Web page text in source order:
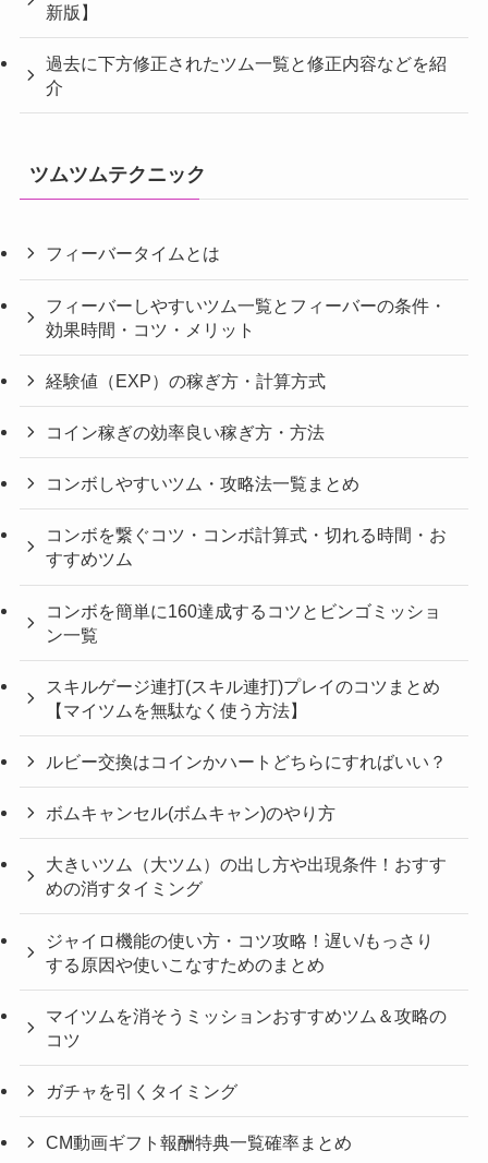
新版】
過去に下方修正されたツム一覧と修正内容などを紹
介
ツムツムテクニック
フィーバータイムとは
フィーバーしやすいツム一覧とフィーバーの条件・
効果時間・コツ・メリット
経験値（EXP）の稼ぎ方・計算方式
コイン稼ぎの効率良い稼ぎ方・方法
コンボしやすいツム・攻略法一覧まとめ
コンボを繋ぐコツ・コンボ計算式・切れる時間・お
すすめツム
コンボを簡単に160達成するコツとビンゴミッショ
ン一覧
スキルゲージ連打(スキル連打)プレイのコツまとめ
【マイツムを無駄なく使う方法】
ルビー交換はコインかハートどちらにすればいい？
ボムキャンセル(ボムキャン)のやり方
大きいツム（大ツム）の出し方や出現条件！おすす
めの消すタイミング
ジャイロ機能の使い方・コツ攻略！遅い/もっさり
する原因や使いこなすためのまとめ
マイツムを消そうミッションおすすめツム＆攻略の
コツ
ガチャを引くタイミング
CM動画ギフト報酬特典一覧確率まとめ